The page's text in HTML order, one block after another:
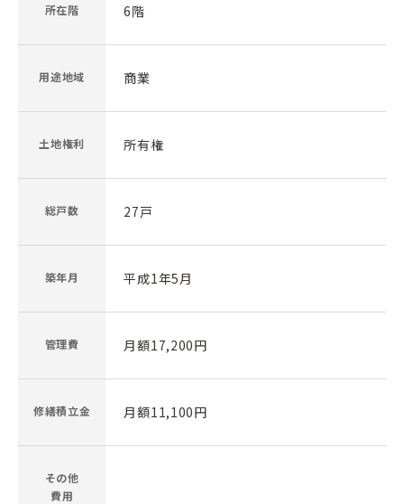
所在階 6階
用途地域 商業
土地権利 所有権
総戸数 27戸
築年月 平成1年5月
管理費 月額17,200円
修繕積立金 月額11,100円
その他
費用